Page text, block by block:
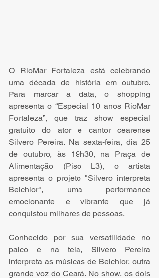
O RioMar Fortaleza está celebrando
uma década de história em outubro.
Para marcar a data, o shopping
apresenta o “Especial 10 anos RioMar
Fortaleza”, que traz show especial
gratuito do ator e cantor cearense
Silvero Pereira. Na sexta-feira, dia 25
de outubro, às 19h30, na Praça de
Alimentação (Piso L3), o artista
apresenta o projeto "Silvero interpreta
Belchior", uma performance
emocionante e vibrante que já
conquistou milhares de pessoas.
Conhecido por sua versatilidade no
palco e na tela, Silvero Pereira
interpreta as músicas de Belchior, outra
grande voz do Ceará. No show, os dois